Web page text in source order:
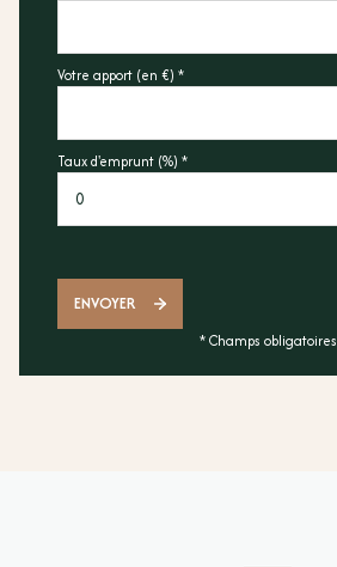
Votre apport (en €) *
Taux d'emprunt (%) *
ENVOYER
* Champs obligatoires